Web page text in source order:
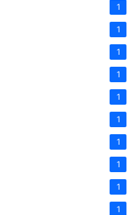
1
1
1
1
1
1
1
1
1
1